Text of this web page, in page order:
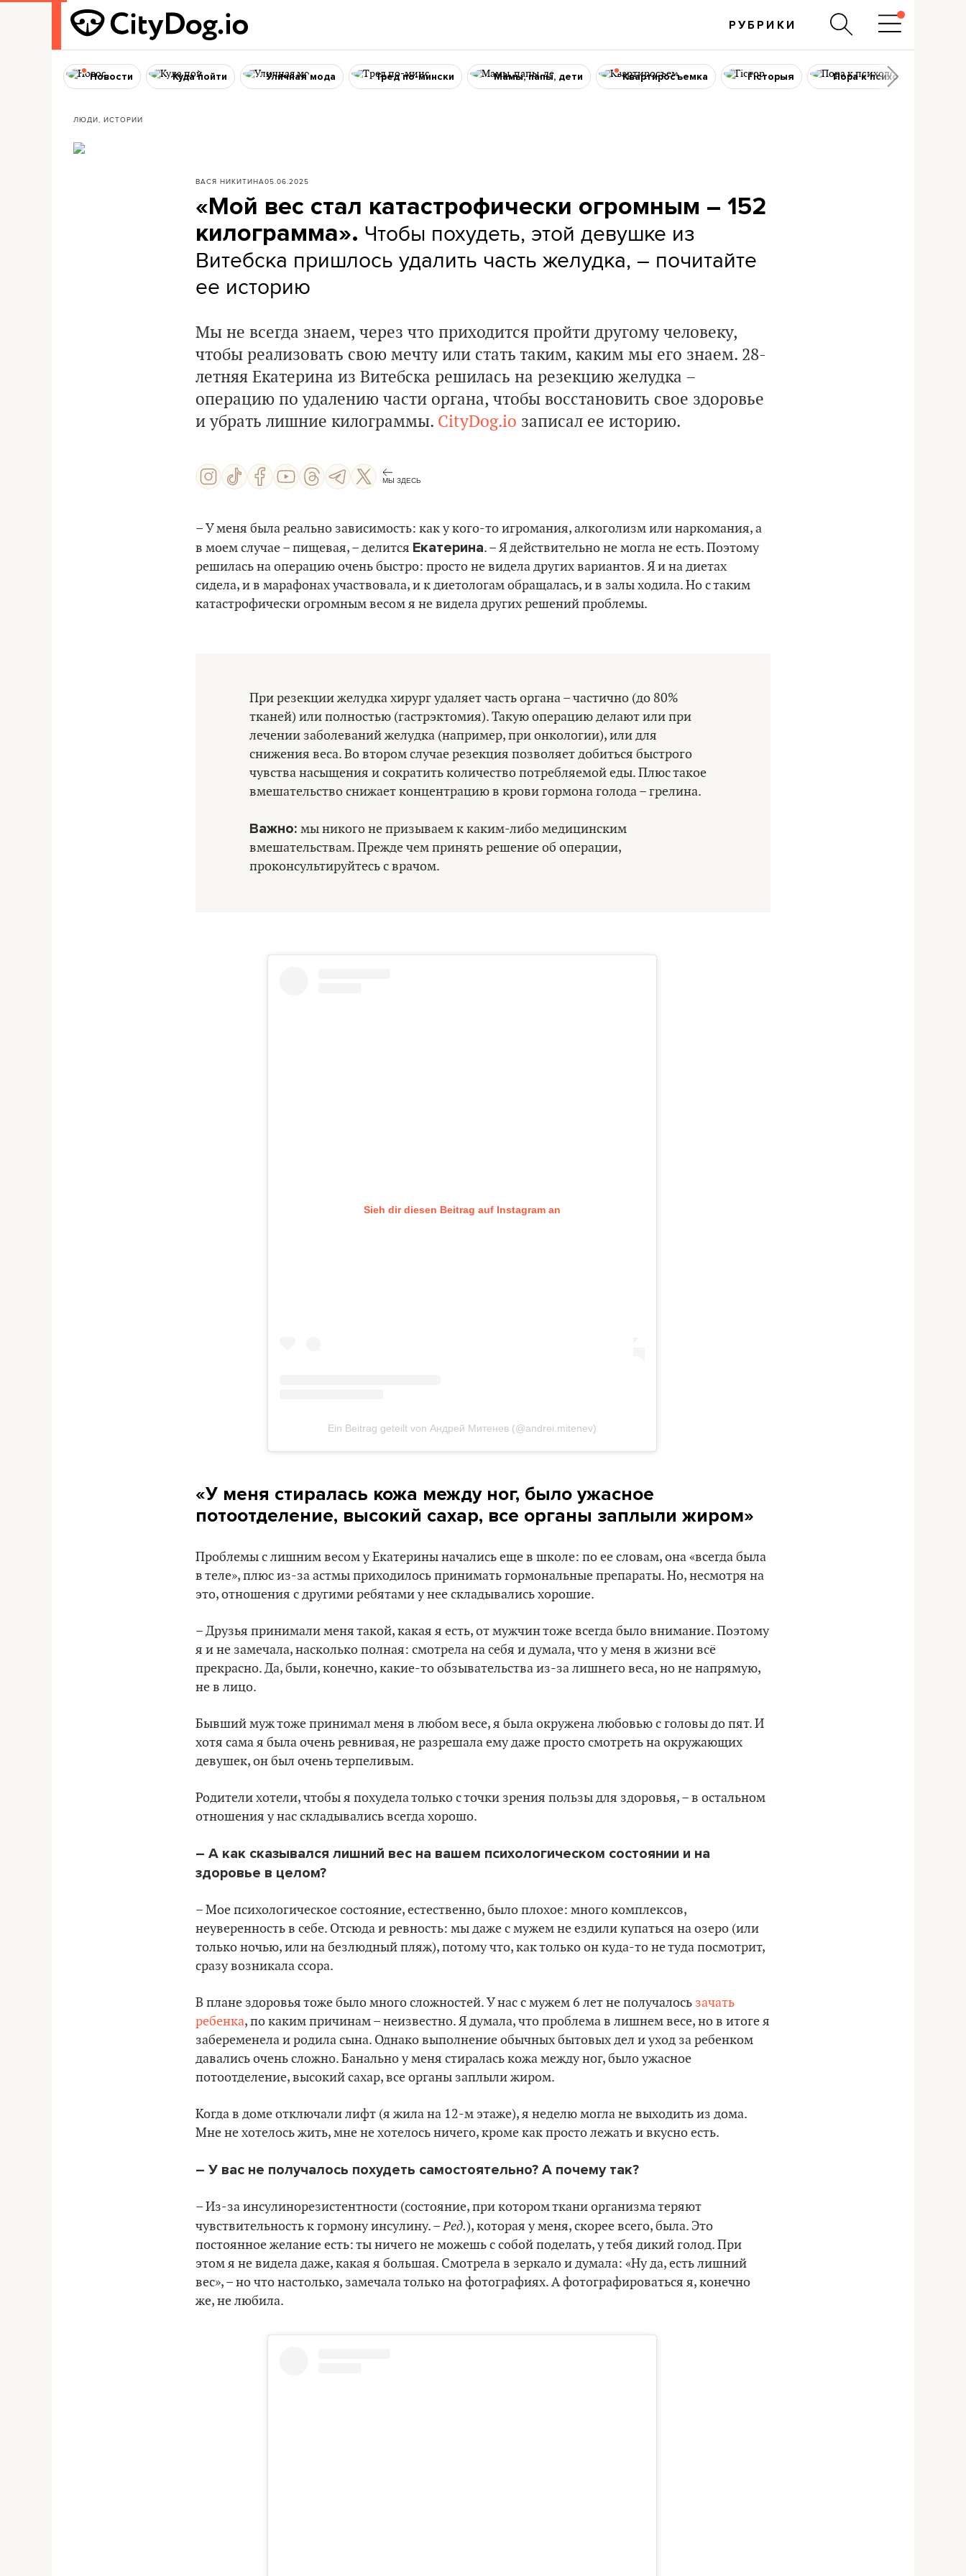
РУБРИКИ
Новости Куда пойти Уличная мода Тред по-мински Мамы, папы, дети Квартиросъемка Гісторыя Пора к психологу
ЛЮДИ, ИСТОРИИ
ВАСЯ НИКИТИНА05.06.2025
«Мой вес стал катастрофически огромным – 152
килограмма». Чтобы похудеть, этой девушке из
Витебска пришлось удалить часть желудка, – почитайте
ее историю
Мы не всегда знаем, через что приходится пройти другому человеку,
чтобы реализовать свою мечту или стать таким, каким мы его знаем. 28-
летняя Екатерина из Витебска решилась на резекцию желудка –
операцию по удалению части органа, чтобы восстановить свое здоровье
и убрать лишние килограммы. CityDog.io записал ее историю.
МЫ ЗДЕСЬ
– У меня была реально зависимость: как у кого-то игромания, алкоголизм или наркомания, а
в моем случае – пищевая, – делится Екатерина. – Я действительно не могла не есть. Поэтому
решилась на операцию очень быстро: просто не видела других вариантов. Я и на диетах
сидела, и в марафонах участвовала, и к диетологам обращалась, и в залы ходила. Но с таким
катастрофически огромным весом я не видела других решений проблемы.
При резекции желудка хирург удаляет часть органа – частично (до 80%
тканей) или полностью (гастрэктомия). Такую операцию делают или при
лечении заболеваний желудка (например, при онкологии), или для
снижения веса. Во втором случае резекция позволяет добиться быстрого
чувства насыщения и сократить количество потребляемой еды. Плюс такое
вмешательство снижает концентрацию в крови гормона голода – грелина.
Важно: мы никого не призываем к каким-либо медицинским
вмешательствам. Прежде чем принять решение об операции,
проконсультируйтесь с врачом.
Sieh dir diesen Beitrag auf Instagram an
Ein Beitrag geteilt von Андрей Митенев (@andrei.mitenev)
«У меня стиралась кожа между ног, было ужасное
потоотделение, высокий сахар, все органы заплыли жиром»
Проблемы с лишним весом у Екатерины начались еще в школе: по ее словам, она «всегда была
в теле», плюс из-за астмы приходилось принимать гормональные препараты. Но, несмотря на
это, отношения с другими ребятами у нее складывались хорошие.
– Друзья принимали меня такой, какая я есть, от мужчин тоже всегда было внимание. Поэтому
я и не замечала, насколько полная: смотрела на себя и думала, что у меня в жизни всё
прекрасно. Да, были, конечно, какие-то обзывательства из-за лишнего веса, но не напрямую,
не в лицо.
Бывший муж тоже принимал меня в любом весе, я была окружена любовью с головы до пят. И
хотя сама я была очень ревнивая, не разрешала ему даже просто смотреть на окружающих
девушек, он был очень терпеливым.
Родители хотели, чтобы я похудела только с точки зрения пользы для здоровья, – в остальном
отношения у нас складывались всегда хорошо.
– А как сказывался лишний вес на вашем психологическом состоянии и на
здоровье в целом?
– Мое психологическое состояние, естественно, было плохое: много комплексов,
неуверенность в себе. Отсюда и ревность: мы даже с мужем не ездили купаться на озеро (или
только ночью, или на безлюдный пляж), потому что, как только он куда-то не туда посмотрит,
сразу возникала ссора.
В плане здоровья тоже было много сложностей. У нас с мужем 6 лет не получалось зачать
ребенка, по каким причинам – неизвестно. Я думала, что проблема в лишнем весе, но в итоге я
забеременела и родила сына. Однако выполнение обычных бытовых дел и уход за ребенком
давались очень сложно. Банально у меня стиралась кожа между ног, было ужасное
потоотделение, высокий сахар, все органы заплыли жиром.
Когда в доме отключали лифт (я жила на 12-м этаже), я неделю могла не выходить из дома.
Мне не хотелось жить, мне не хотелось ничего, кроме как просто лежать и вкусно есть.
– У вас не получалось похудеть самостоятельно? А почему так?
– Из-за инсулинорезистентности (состояние, при котором ткани организма теряют
чувствительность к гормону инсулину. –Ред.), которая у меня, скорее всего, была. Это
постоянное желание есть: ты ничего не можешь с собой поделать, у тебя дикий голод. При
этом я не видела даже, какая я большая. Смотрела в зеркало и думала: «Ну да, есть лишний
вес», – но что настолько, замечала только на фотографиях. А фотографироваться я, конечно
же, не любила.